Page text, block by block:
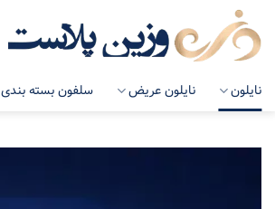
محتوا
نایلون نایلون عریض سلفون بسته بندی